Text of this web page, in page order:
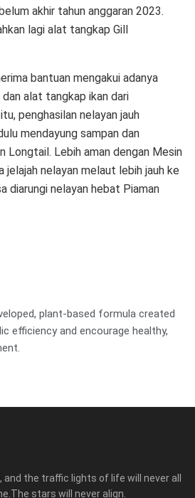
akhir tahun anggaran 2023.
lagi alat tangkap Gill
bantuan mengakui adanya
alat tangkap ikan dari
penghasilan nelayan jauh
mendayung sampan dan
Longtail. Lebih aman dengan Mesin
jelajah nelayan melaut lebih jauh ke
diarungi nelayan hebat Piaman
plant-based formula created
efficiency and encourage healthy,
the traffic lights of life will never all
stars will never align.